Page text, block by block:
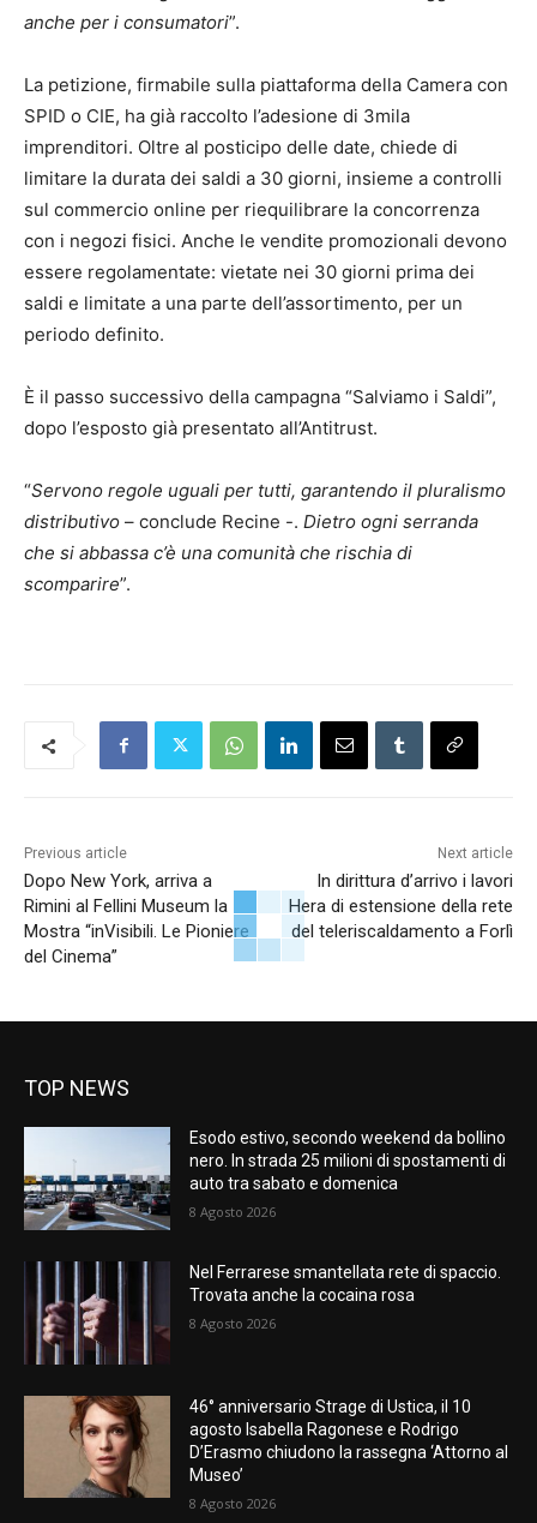
anche per i consumatori”.
La petizione, firmabile sulla piattaforma della Camera con
SPID o CIE, ha già raccolto l’adesione di 3mila
imprenditori. Oltre al posticipo delle date, chiede di
limitare la durata dei saldi a 30 giorni, insieme a controlli
sul commercio online per riequilibrare la concorrenza
con i negozi fisici. Anche le vendite promozionali devono
essere regolamentate: vietate nei 30 giorni prima dei
saldi e limitate a una parte dell’assortimento, per un
periodo definito.
È il passo successivo della campagna “Salviamo i Saldi”,
dopo l’esposto già presentato all’Antitrust.
“Servono regole uguali per tutti, garantendo il pluralismo
distributivo – conclude Recine -. Dietro ogni serranda
che si abbassa c’è una comunità che rischia di
scomparire”.
Previous article
Dopo New York, arriva a
Rimini al Fellini Museum la
Mostra “inVisibili. Le Pioniere
del Cinema”
Next article
In dirittura d’arrivo i lavori
Hera di estensione della rete
del teleriscaldamento a Forlì
TOP NEWS
Esodo estivo, secondo weekend da bollino
nero. In strada 25 milioni di spostamenti di
auto tra sabato e domenica
8 Agosto 2026
Nel Ferrarese smantellata rete di spaccio.
Trovata anche la cocaina rosa
8 Agosto 2026
46° anniversario Strage di Ustica, il 10
agosto Isabella Ragonese e Rodrigo
D’Erasmo chiudono la rassegna ‘Attorno al
Museo’
8 Agosto 2026